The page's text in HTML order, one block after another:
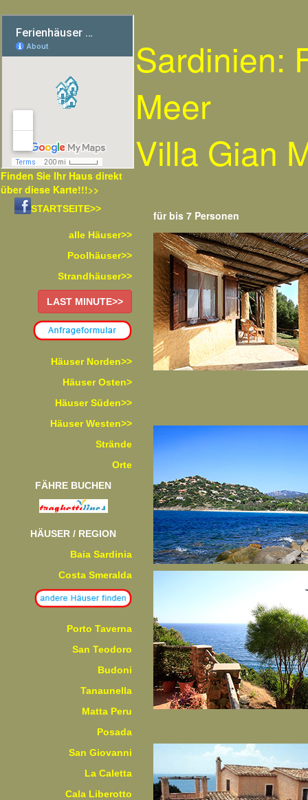
Finden Sie Ihr Haus direkt
über diese Karte!!!>>
Sardinien:
Meer
Villa Gian
STARTSEITE>>
alle Häuser>>
Poolhäuser>>
Strandhäuser>>
LAST MINUTE>>
Häuser Norden>>
Häuser Osten>
Häuser Süden>>
Häuser Westen>>
Strände
Orte
FÄHRE BUCHEN
HÄUSER / REGION
Baia Sardinia
Costa Smeralda
Porto Taverna
San Teodoro
Budoni
Tanaunella
Matta Peru
Posada
San Giovanni
La Caletta
Cala Liberotto
für bis 7 Personen